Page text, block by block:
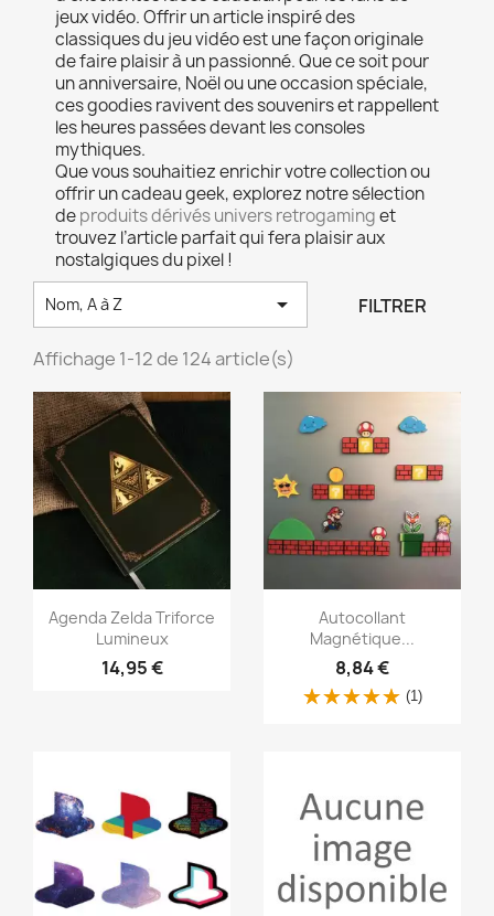
jeux vidéo. Offrir un article inspiré des
classiques du jeu vidéo est une façon originale
de faire plaisir à un passionné. Que ce soit pour
un anniversaire, Noël ou une occasion spéciale,
ces goodies ravivent des souvenirs et rappellent
les heures passées devant les consoles
mythiques.
Que vous souhaitiez enrichir votre collection ou
offrir un cadeau geek, explorez notre sélection
deproduits dérivés univers retrogaminget
trouvez l’article parfait qui fera plaisir aux
nostalgiques du pixel !
Nom, A à Z  FILTRER
Affichage 1-12 de 124 article(s)
Aperçu rapide
Agenda Zelda Triforce
Lumineux
14,95 €
Aperçu rapide
Autocollant
Magnétique...
8,84 €
(1)